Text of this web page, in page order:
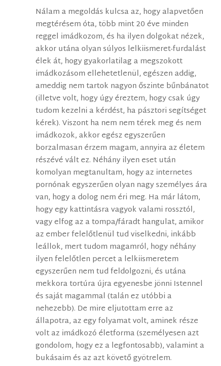
Nálam a megoldás kulcsa az, hogy alapvetően
megtérésem óta, több mint 20 éve minden
reggel imádkozom, és ha ilyen dolgokat nézek,
akkor utána olyan súlyos lelkiismeret-furdalást
élek át, hogy gyakorlatilag a megszokott
imádkozásom ellehetetlenül, egészen addig,
ameddig nem tartok nagyon őszinte bűnbánatot
(illetve volt, hogy úgy éreztem, hogy csak úgy
tudom kezelni a kérdést, ha pásztori segítséget
kérek). Viszont ha nem nem térek meg és nem
imádkozok, akkor egész egyszerűen
borzalmasan érzem magam, annyira az életem
részévé vált ez. Néhány ilyen eset után
komolyan megtanultam, hogy az internetes
pornónak egyszerűen olyan nagy személyes ára
van, hogy a dolog nem éri meg. Ha már látom,
hogy egy kattintásra vagyok valami rossztól,
vagy elfog az a tompa/fáradt hangulat, amikor
az ember felelőtlenül tud viselkedni, inkább
leállok, mert tudom magamról, hogy néhány
ilyen felelőtlen percet a lelkiismeretem
egyszerűen nem tud feldolgozni, és utána
mekkora tortúra újra egyenesbe jönni Istennel
és saját magammal (talán ez utóbbi a
nehezebb). De mire eljutottam erre az
állapotra, az egy folyamat volt, aminek része
volt az imádkozó életforma (személyesen azt
gondolom, hogy ez a legfontosabb), valamint a
bukásaim és az azt követő gyötrelem.